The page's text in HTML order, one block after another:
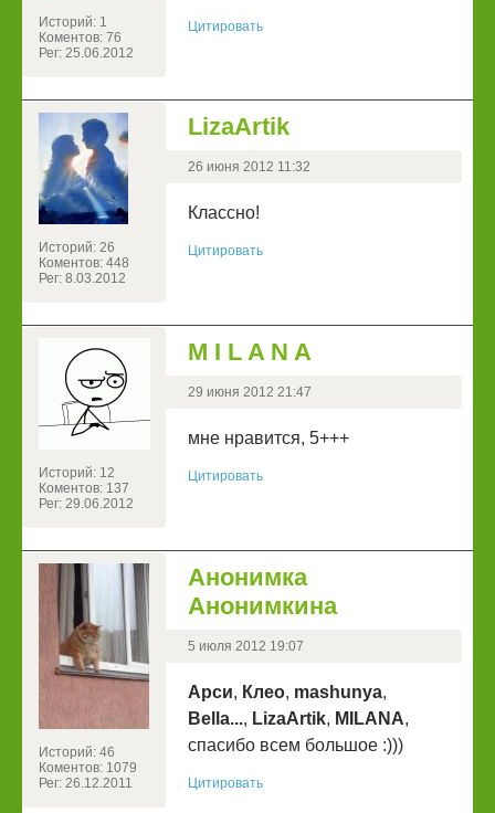
Историй: 1
Коментов: 76
Рег: 25.06.2012
Цитировать
Историй: 26
Коментов: 448
Рег: 8.03.2012
LizaArtik
26 июня 2012 11:32
Классно!
Цитировать
Историй: 12
Коментов: 137
Рег: 29.06.2012
M I L A N A
29 июня 2012 21:47
мне нравится, 5+++
Цитировать
Историй: 46
Коментов: 1079
Рег: 26.12.2011
Анонимка
Анонимкина
5 июля 2012 19:07
Арси, Клео, mashunya,
Bella..., LizaArtik, MILANA,
спасибо всем большое :)))
Цитировать